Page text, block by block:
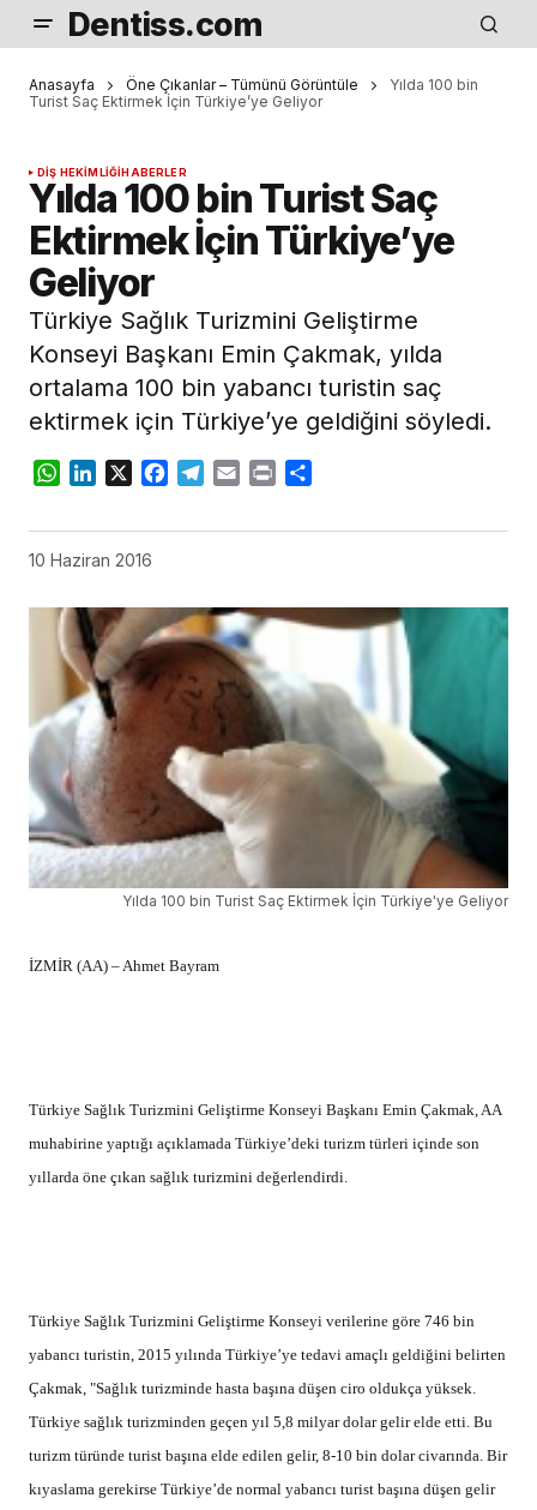
Dentiss.com
Anasayfa Öne Çıkanlar – Tümünü Görüntüle
Yılda 100 bin
Turist Saç Ektirmek İçin Türkiye’ye Geliyor
DIŞ HEKIMLIĞIHABERLER
Yılda 100 bin Turist Saç
Ektirmek İçin Türkiye’ye
Geliyor
Türkiye Sağlık Turizmini Geliştirme
Konseyi Başkanı Emin Çakmak, yılda
ortalama 100 bin yabancı turistin saç
ektirmek için Türkiye’ye geldiğini söyledi.
WhatsApp
LinkedIn
X Facebook
Telegram
Email Print
10 Haziran 2016
Yılda 100 bin Turist Saç Ektirmek İçin Türkiye'ye Geliyor
İZMİR (AA) – Ahmet Bayram
Türkiye Sağlık Turizmini Geliştirme Konseyi Başkanı Emin Çakmak, AA
muhabirine yaptığı açıklamada Türkiye’deki turizm türleri içinde son
yıllarda öne çıkan sağlık turizmini değerlendirdi.
Türkiye Sağlık Turizmini Geliştirme Konseyi verilerine göre 746 bin
yabancı turistin, 2015 yılında Türkiye’ye tedavi amaçlı geldiğini belirten
Çakmak, "Sağlık turizminde hasta başına düşen ciro oldukça yüksek.
Türkiye sağlık turizminden geçen yıl 5,8 milyar dolar gelir elde etti. Bu
turizm türünde turist başına elde edilen gelir, 8-10 bin dolar civarında. Bir
kıyaslama gerekirse Türkiye’de normal yabancı turist başına düşen gelir